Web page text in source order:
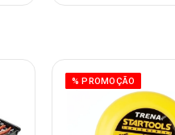
% PROMOÇÃO